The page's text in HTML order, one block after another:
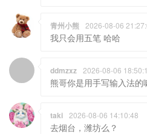
青州小熊 2026-08-06
我只会用五笔 哈哈
ddmzxz 2026-08-06
熊哥你是用手写输入法的
taki 2026-08-06 14:10:48
去烟台，潍坊么？